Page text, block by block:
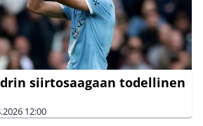
siirtosaagaan todellinen
12:00